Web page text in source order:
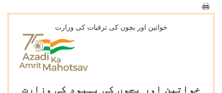
خواتین اور بچوں کی ترقیات کی وزارت
خواتین اور بچوں کی بہبود کی وزارت